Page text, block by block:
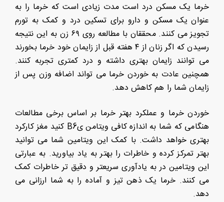
خرما یک مسکن درد است مدت زیادی است که خرما را به
عنوان یک مسکن و دارو برای تسکین درد و کمک به تورم
تجویز می کنند. محققان با مطالعه روی ۶۹ زن به این نتیجه
رسیدن که اگر زنان از ۴ هفته قبل از زایمان خود خرما بخورند
می توانند زایمان بهتری داشته و درد کمتری تجربه کنند.
همچنین عادت به خوردن خرما می تواند اضافه وزن پس از
زایمان شما را هم کاهش دهد.
خوردن خرما و عملکرد بهتر خرما بر اساس برخی مطالعات
هنگامی که شما به اندازه کافی ویتامن یB6 کنید مغز کارکرد
بهتری خواهد داشت. با کمک این ویتامین شما می توانید
بهتر تمرکز کرده و خاطرات را بهتر به یاد بیاورید. به عبارتی
این ویتامین در به یادآوری سریعتر و دقیق تر خاطرات کمک
می کنند. خرما یک ذهن تیز و آماده را به شما ارزانی می
دهد.